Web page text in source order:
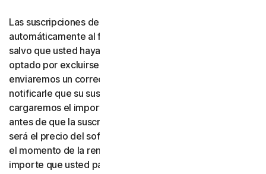
Las suscripciones de pago se renovarán
automáticamente al finalizar su período de vigencia,
salvo que usted haya decidido no inscribirse o haya
optado por excluirse de la renovación automática. Le
enviaremos un correo electrónico con antelación para
notificarle que su suscripción está próxima a renovarse y
cargaremos el importe a su tipo de pago hasta 35 días
antes de que la suscripción finalice. El importe cargado
será el precio del software o de los servicios vigente en
el momento de la renovación, que puede ser distinto del
importe que usted pagó originalmente. Es su